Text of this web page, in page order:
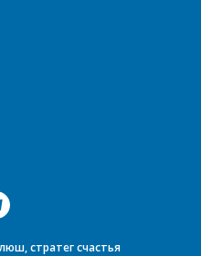
стратег счастья